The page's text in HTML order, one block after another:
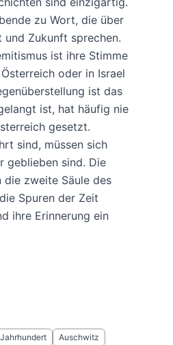
zu Wort, die über
Zukunft sprechen.
ist ihre Stimme
oder in Israel
ist das
ist, hat häufig nie
gesetzt.
sind, müssen sich
geblieben sind. Die
die zweite Säule des
Spuren der Zeit
ihre Erinnerung ein
Jahrhundert
Auschwitz